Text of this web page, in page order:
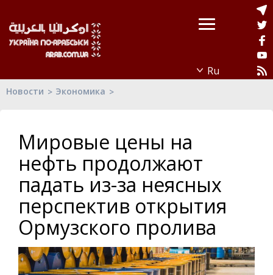
Новости Экономика
Мировые цены на
нефть продолжают
падать из-за неясных
перспектив открытия
Ормузского пролива